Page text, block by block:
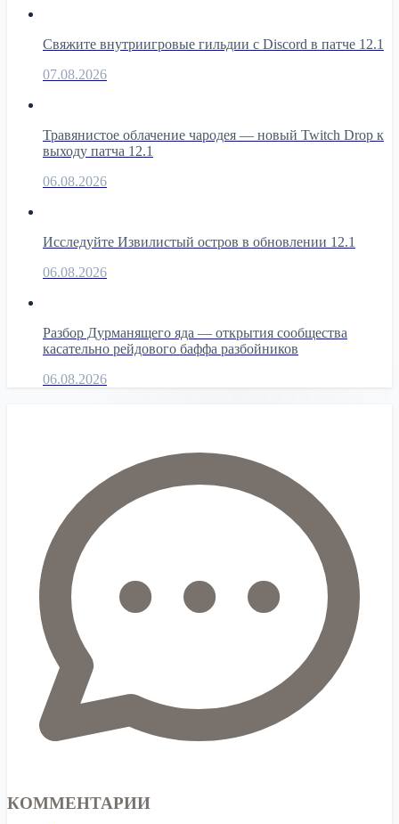
Свяжите внутриигровые гильдии с Discord в патче 12.1
07.08.2026
Травянистое облачение чародея — новый Twitch Drop к
выходу патча 12.1
06.08.2026
Исследуйте Извилистый остров в обновлении 12.1
06.08.2026
Разбор Дурманящего яда — открытия сообщества
касательно рейдового баффа разбойников
06.08.2026
КОММЕНТАРИИ